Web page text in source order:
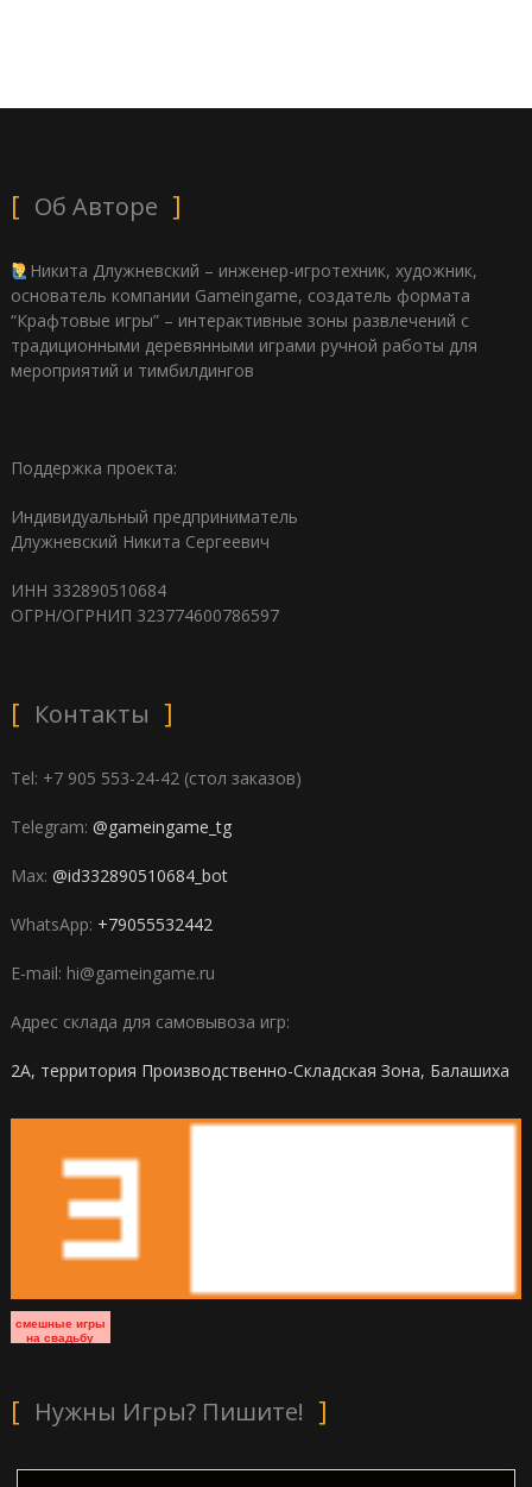
Об Авторе
Никита Длужневский – инженер-игротехник, художник,
основатель компании Gameingame, создатель формата
“Крафтовые игры” – интерактивные зоны развлечений с
традиционными деревянными играми ручной работы для
мероприятий и тимбилдингов
Поддержка проекта:
Индивидуальный предприниматель
Длужневский Никита Сергеевич
ИНН 332890510684
ОГРН/ОГРНИП 323774600786597
Контакты
Tel: +7 905 553-24-42 (стол заказов)
Telegram: @gameingame_tg
Max: @id332890510684_bot
WhatsApp: +79055532442
E-mail: hi@gameingame.ru
Адрес склада для самовывоза игр:
2А, территория Производственно-Складская Зона, Балашиха
смешные игры
на свадьбу
Нужны Игры? Пишите!